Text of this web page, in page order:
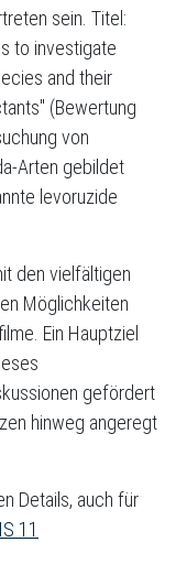
sein. Titel:
to investigate
and their
(Bewertung
von
Arten gebildet
levoruzide
den vielfältigen
Möglichkeiten
Ein Hauptziel
gefördert
hinweg angeregt
Details, auch für
11